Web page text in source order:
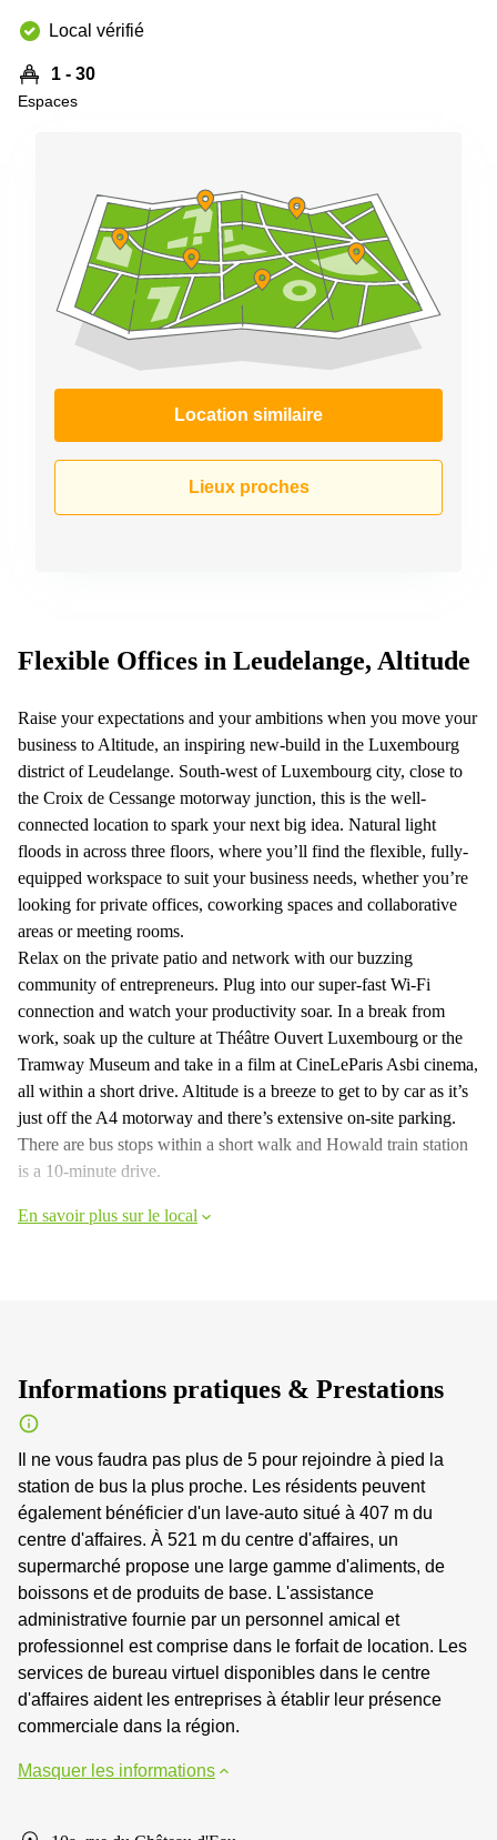
Local vérifié
1 - 30
Espaces
Location similaire
Lieux proches
Flexible Offices in Leudelange, Altitude
Raise your expectations and your ambitions when you move your
business to Altitude, an inspiring new-build in the Luxembourg
district of Leudelange. South-west of Luxembourg city, close to
the Croix de Cessange motorway junction, this is the well-
connected location to spark your next big idea. Natural light
floods in across three floors, where you’ll find the flexible, fully-
equipped workspace to suit your business needs, whether you’re
looking for private offices, coworking spaces and collaborative
areas or meeting rooms.
Relax on the private patio and network with our buzzing
community of entrepreneurs. Plug into our super-fast Wi-Fi
connection and watch your productivity soar. In a break from
work, soak up the culture at Théâtre Ouvert Luxembourg or the
Tramway Museum and take in a film at CineLeParis Asbi cinema,
all within a short drive. Altitude is a breeze to get to by car as it’s
just off the A4 motorway and there’s extensive on-site parking.
There are bus stops within a short walk and Howald train station
is a 10-minute drive.
En savoir plus sur le local
Informations pratiques & Prestations
Il ne vous faudra pas plus de 5 pour rejoindre à pied la
station de bus la plus proche. Les résidents peuvent
également bénéficier d'un lave-auto situé à 407 m du
centre d'affaires. À 521 m du centre d'affaires, un
supermarché propose une large gamme d'aliments, de
boissons et de produits de base. L'assistance
administrative fournie par un personnel amical et
professionnel est comprise dans le forfait de location. Les
services de bureau virtuel disponibles dans le centre
d'affaires aident les entreprises à établir leur présence
commerciale dans la région.
Masquer les informations